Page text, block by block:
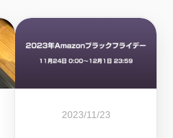
2023/11/23